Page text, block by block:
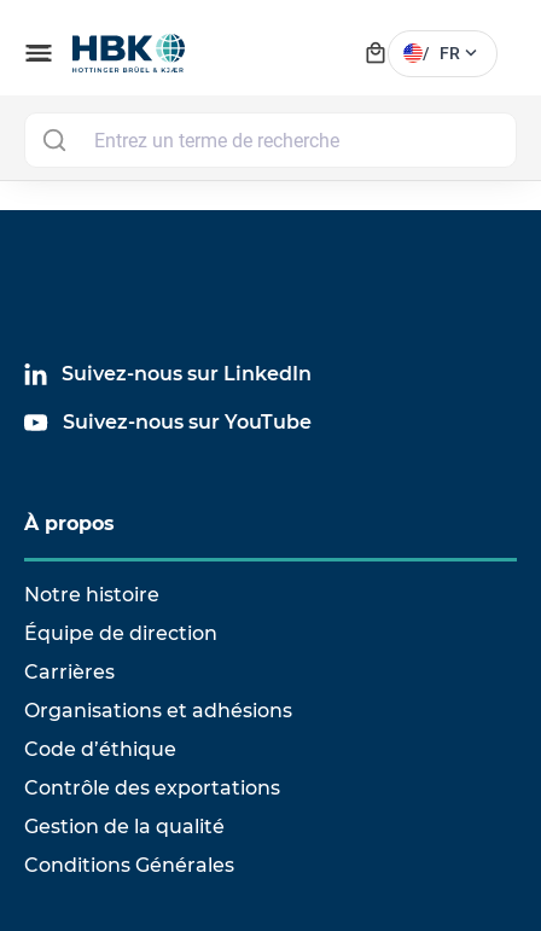
menu local_mall / FR expand_more
Suivez-nous sur LinkedIn
Suivez-nous sur YouTube
À propos
Notre histoire
Équipe de direction
Carrières
Organisations et adhésions
Code d’éthique
Contrôle des exportations
Gestion de la qualité
Conditions Générales